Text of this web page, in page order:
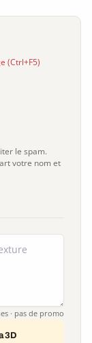
(Ctrl+F5)
le spam.
votre nom et
· pas de promo
3D